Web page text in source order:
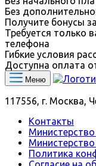
Без
Получите бонусы
Требуется только
телефона
Гибкие условия
Доступна оплата
Меню
117556, г. Москва,
Контакты
Политика